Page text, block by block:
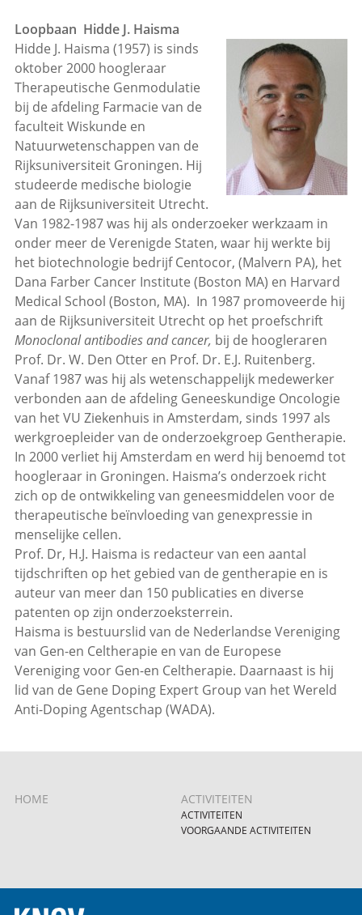
Loopbaan Hidde J. Haisma
Hidde J. Haisma (1957) is sinds
oktober 2000 hoogleraar
Therapeutische Genmodulatie
bij de afdeling Farmacie van de
faculteit Wiskunde en
Natuurwetenschappen van de
Rijksuniversiteit Groningen. Hij
studeerde medische biologie
aan de Rijksuniversiteit Utrecht.
Van 1982-1987 was hij als onderzoeker werkzaam in
onder meer de Verenigde Staten, waar hij werkte bij
het biotechnologie bedrijf Centocor, (Malvern PA), het
Dana Farber Cancer Institute (Boston MA) en Harvard
Medical School (Boston, MA). In 1987 promoveerde hij
aan de Rijksuniversiteit Utrecht op het proefschrift
Monoclonal antibodies and cancer, bij de hoogleraren
Prof. Dr. W. Den Otter en Prof. Dr. E.J. Ruitenberg.
Vanaf 1987 was hij als wetenschappelijk medewerker
verbonden aan de afdeling Geneeskundige Oncologie
van het VU Ziekenhuis in Amsterdam, sinds 1997 als
werkgroepleider van de onderzoekgroep Gentherapie.
In 2000 verliet hij Amsterdam en werd hij benoemd tot
hoogleraar in Groningen. Haisma’s onderzoek richt
zich op de ontwikkeling van geneesmiddelen voor de
therapeutische beïnvloeding van genexpressie in
menselijke cellen.
Prof. Dr, H.J. Haisma is redacteur van een aantal
tijdschriften op het gebied van de gentherapie en is
auteur van meer dan 150 publicaties en diverse
patenten op zijn onderzoeksterrein.
Haisma is bestuurslid van de Nederlandse Vereniging
van Gen-en Celtherapie en van de Europese
Vereniging voor Gen-en Celtherapie. Daarnaast is hij
lid van de Gene Doping Expert Group van het Wereld
Anti-Doping Agentschap (WADA).
HOME ACTIVITEITEN
ACTIVITEITEN
VOORGAANDE ACTIVITEITEN